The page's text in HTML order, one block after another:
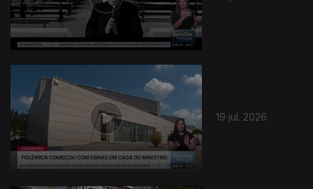
19 jul. 2026